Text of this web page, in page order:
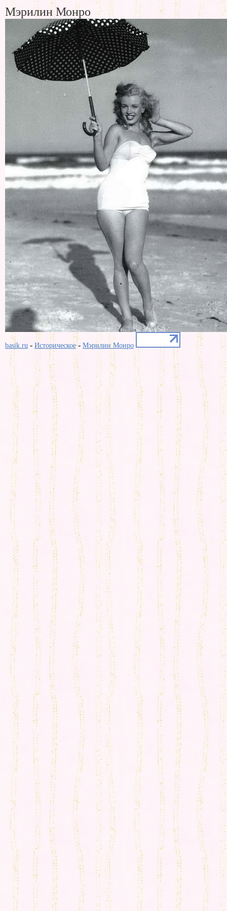
Мэрилин Монро
basik.ru - Историческое- Мэрилин Монро